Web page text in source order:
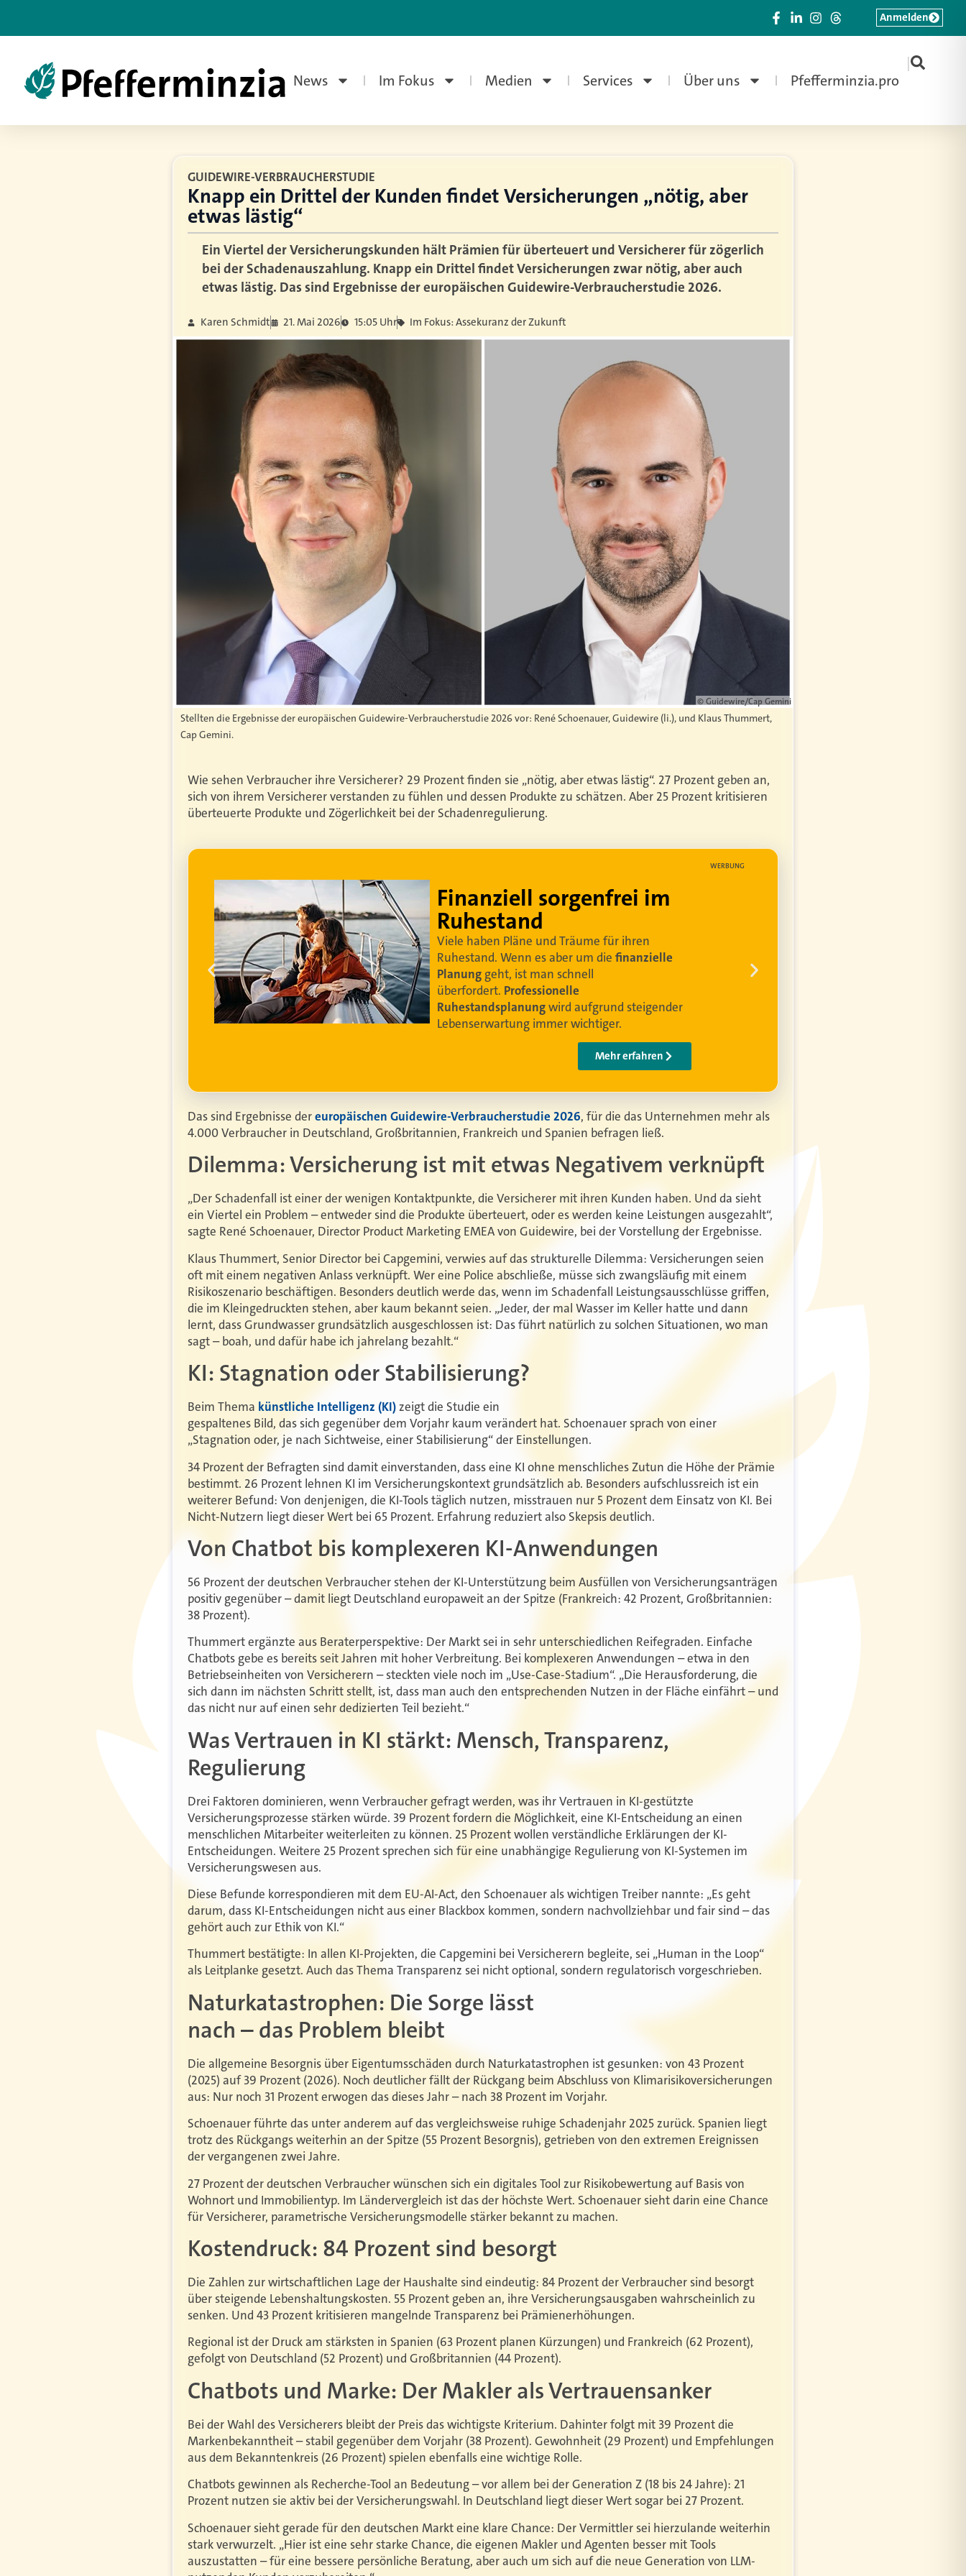
News Im Fokus Medien Services Über uns Pfefferminzia.pro
|
Anmelden
GUIDEWIRE-VERBRAUCHERSTUDIE
Knapp ein Drittel der Kunden findet Versicherungen „nötig, aber
etwas lästig“
Ein Viertel der Versicherungskunden hält Prämien für überteuert und Versicherer für zögerlich
bei der Schadenauszahlung. Knapp ein Drittel findet Versicherungen zwar nötig, aber auch
etwas lästig. Das sind Ergebnisse der europäischen Guidewire-Verbraucherstudie 2026.
Karen Schmidt 21. Mai 2026 15:05 Uhr Im Fokus: Assekuranz der Zukunft
© Guidewire/Cap Gemini
Stellten die Ergebnisse der europäischen Guidewire-Verbraucherstudie 2026 vor: René Schoenauer, Guidewire (li.), und Klaus Thummert,
Cap Gemini.
Wie sehen Verbraucher ihre Versicherer? 29 Prozent finden sie „nötig, aber etwas lästig“. 27 Prozent geben an,
sich von ihrem Versicherer verstanden zu fühlen und dessen Produkte zu schätzen. Aber 25 Prozent kritisieren
überteuerte Produkte und Zögerlichkeit bei der Schadenregulierung.
WERBUNG
Lebe dein bestes Leben
Um sorgenfrei in den Ruhestand zu blicken,
braucht esprofessionelle Ruhestandsplanung
Damit Ihre Kundinnen und Kundenihr bestes
Leben leben können.
Video anschauen
Das sind Ergebnisse dereuropäischen Guidewire-Verbraucherstudie 2026, für die das Unternehmen mehr als
4.000 Verbraucher in Deutschland, Großbritannien, Frankreich und Spanien befragen ließ.
Dilemma: Versicherung ist mit etwas Negativem verknüpft
„Der Schadenfall ist einer der wenigen Kontaktpunkte, die Versicherer mit ihren Kunden haben. Und da sieht
ein Viertel ein Problem – entweder sind die Produkte überteuert, oder es werden keine Leistungen ausgezahlt“,
sagte René Schoenauer, Director Product Marketing EMEA von Guidewire, bei der Vorstellung der Ergebnisse.
Klaus Thummert, Senior Director bei Capgemini, verwies auf das strukturelle Dilemma: Versicherungen seien
oft mit einem negativen Anlass verknüpft. Wer eine Police abschließe, müsse sich zwangsläufig mit einem
Risikoszenario beschäftigen. Besonders deutlich werde das, wenn im Schadenfall Leistungsausschlüsse griffen,
die im Kleingedruckten stehen, aber kaum bekannt seien. „Jeder, der mal Wasser im Keller hatte und dann
lernt, dass Grundwasser grundsätzlich ausgeschlossen ist: Das führt natürlich zu solchen Situationen, wo man
sagt – boah, und dafür habe ich jahrelang bezahlt.“
KI: Stagnation oder Stabilisierung?
Beim Thema künstliche Intelligenz (KI)zeigt die Studie ein
gespaltenes Bild, das sich gegenüber dem Vorjahr kaum verändert hat. Schoenauer sprach von einer
„Stagnation oder, je nach Sichtweise, einer Stabilisierung“ der Einstellungen.
34 Prozent der Befragten sind damit einverstanden, dass eine KI ohne menschliches Zutun die Höhe der Prämie
bestimmt. 26 Prozent lehnen KI im Versicherungskontext grundsätzlich ab. Besonders aufschlussreich ist ein
weiterer Befund: Von denjenigen, die KI-Tools täglich nutzen, misstrauen nur 5 Prozent dem Einsatz von KI. Bei
Nicht-Nutzern liegt dieser Wert bei 65 Prozent. Erfahrung reduziert also Skepsis deutlich.
Von Chatbot bis komplexeren KI-Anwendungen
56 Prozent der deutschen Verbraucher stehen der KI-Unterstützung beim Ausfüllen von Versicherungsanträgen
positiv gegenüber – damit liegt Deutschland europaweit an der Spitze (Frankreich: 42 Prozent, Großbritannien:
38 Prozent).
Thummert ergänzte aus Beraterperspektive: Der Markt sei in sehr unterschiedlichen Reifegraden. Einfache
Chatbots gebe es bereits seit Jahren mit hoher Verbreitung. Bei komplexeren Anwendungen – etwa in den
Betriebseinheiten von Versicherern – steckten viele noch im „Use-Case-Stadium“. „Die Herausforderung, die
sich dann im nächsten Schritt stellt, ist, dass man auch den entsprechenden Nutzen in der Fläche einfährt – und
das nicht nur auf einen sehr dedizierten Teil bezieht.“
Was Vertrauen in KI stärkt: Mensch, Transparenz,
Regulierung
Drei Faktoren dominieren, wenn Verbraucher gefragt werden, was ihr Vertrauen in KI-gestützte
Versicherungsprozesse stärken würde. 39 Prozent fordern die Möglichkeit, eine KI-Entscheidung an einen
menschlichen Mitarbeiter weiterleiten zu können. 25 Prozent wollen verständliche Erklärungen der KI-
Entscheidungen. Weitere 25 Prozent sprechen sich für eine unabhängige Regulierung von KI-Systemen im
Versicherungswesen aus.
Diese Befunde korrespondieren mit dem EU-AI-Act, den Schoenauer als wichtigen Treiber nannte: „Es geht
darum, dass KI-Entscheidungen nicht aus einer Blackbox kommen, sondern nachvollziehbar und fair sind – das
gehört auch zur Ethik von KI.“
Thummert bestätigte: In allen KI-Projekten, die Capgemini bei Versicherern begleite, sei „Human in the Loop“
als Leitplanke gesetzt. Auch das Thema Transparenz sei nicht optional, sondern regulatorisch vorgeschrieben.
Naturkatastrophen: Die Sorge lässt
nach – das Problem bleibt
Die allgemeine Besorgnis über Eigentumsschäden durch Naturkatastrophen ist gesunken: von 43 Prozent
(2025) auf 39 Prozent (2026). Noch deutlicher fällt der Rückgang beim Abschluss von Klimarisikoversicherungen
aus: Nur noch 31 Prozent erwogen das dieses Jahr – nach 38 Prozent im Vorjahr.
Schoenauer führte das unter anderem auf das vergleichsweise ruhige Schadenjahr 2025 zurück. Spanien liegt
trotz des Rückgangs weiterhin an der Spitze (55 Prozent Besorgnis), getrieben von den extremen Ereignissen
der vergangenen zwei Jahre.
27 Prozent der deutschen Verbraucher wünschen sich ein digitales Tool zur Risikobewertung auf Basis von
Wohnort und Immobilientyp. Im Ländervergleich ist das der höchste Wert. Schoenauer sieht darin eine Chance
für Versicherer, parametrische Versicherungsmodelle stärker bekannt zu machen.
Kostendruck: 84 Prozent sind besorgt
Die Zahlen zur wirtschaftlichen Lage der Haushalte sind eindeutig: 84 Prozent der Verbraucher sind besorgt
über steigende Lebenshaltungskosten. 55 Prozent geben an, ihre Versicherungsausgaben wahrscheinlich zu
senken. Und 43 Prozent kritisieren mangelnde Transparenz bei Prämienerhöhungen.
Regional ist der Druck am stärksten in Spanien (63 Prozent planen Kürzungen) und Frankreich (62 Prozent),
gefolgt von Deutschland (52 Prozent) und Großbritannien (44 Prozent).
Chatbots und Marke: Der Makler als Vertrauensanker
Bei der Wahl des Versicherers bleibt der Preis das wichtigste Kriterium. Dahinter folgt mit 39 Prozent die
Markenbekanntheit – stabil gegenüber dem Vorjahr (38 Prozent). Gewohnheit (29 Prozent) und Empfehlungen
aus dem Bekanntenkreis (26 Prozent) spielen ebenfalls eine wichtige Rolle.
Chatbots gewinnen als Recherche-Tool an Bedeutung – vor allem bei der Generation Z (18 bis 24 Jahre): 21
Prozent nutzen sie aktiv bei der Versicherungswahl. In Deutschland liegt dieser Wert sogar bei 27 Prozent.
Schoenauer sieht gerade für den deutschen Markt eine klare Chance: Der Vermittler sei hierzulande weiterhin
stark verwurzelt. „Hier ist eine sehr starke Chance, die eigenen Makler und Agenten besser mit Tools
auszustatten – für eine bessere persönliche Beratung, aber auch um sich auf die neue Generation von LLM-